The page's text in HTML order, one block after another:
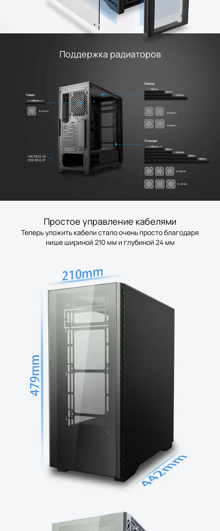
Поддержка радиаторов
Простое управление кабелями
Теперь уложить кабели стало очень просто благодаря
нише шириной 210 мм и глубиной 24 мм